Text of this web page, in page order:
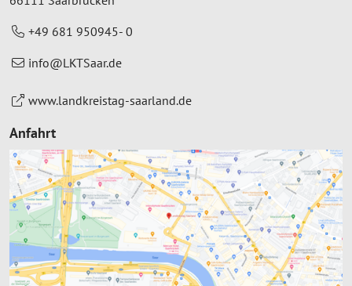
+49 681 950945- 0
info@LKTSaar.de
www.landkreistag-saarland.de
Anfahrt